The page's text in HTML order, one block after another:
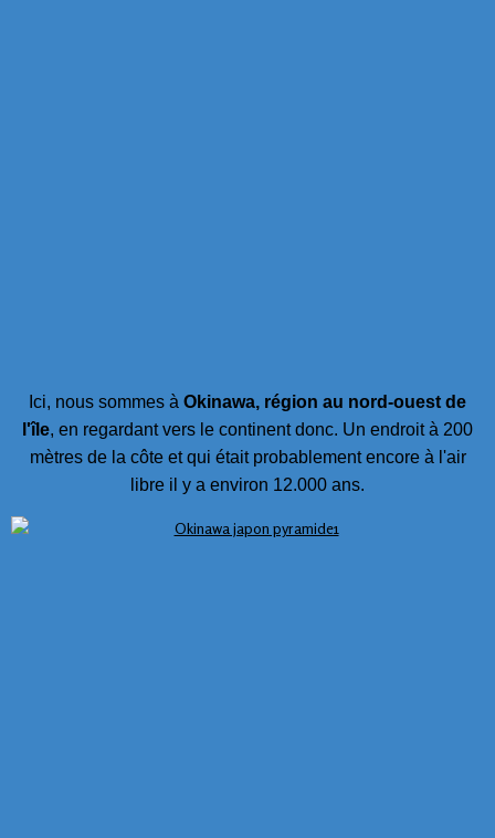
Ici, nous sommes à Okinawa, région au nord-ouest de
l'île, en regardant vers le continent donc. Un endroit à 200
mètres de la côte et qui était probablement encore à l'air
libre il y a environ 12.000 ans.